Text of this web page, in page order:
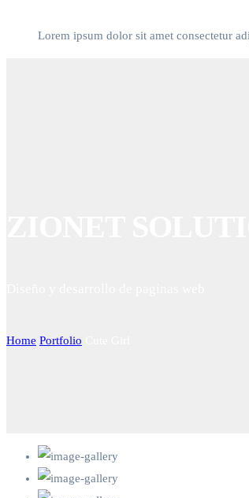
Lorem ipsum dolor sit amet consectetur
Home Portfolio